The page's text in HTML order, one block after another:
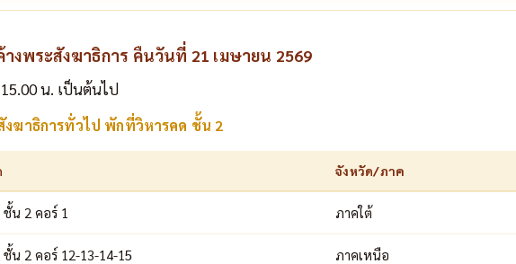
งพระสังฆาธิการ คืนวันที่ 21 เมษายน 2569
15.00 น. เป็นต้นไป
งฆาธิการทั่วไป พักที่วิหารคด ชั้น 2
จังหวัด/ภาค
น 2 คอร์ 1 ภาคใต้
น 2 คอร์ 12-13-14-15 ภาคเหนือ